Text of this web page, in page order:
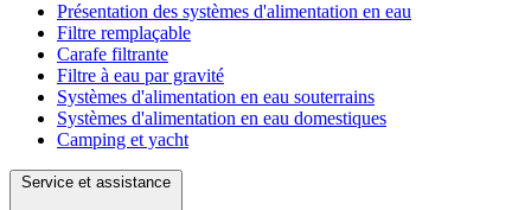
Présentation des systèmes d'alimentation en eau
Filtre remplaçable
Carafe filtrante
Filtre à eau par gravité
Systèmes d'alimentation en eau souterrains
Systèmes d'alimentation en eau domestiques
Camping et yacht
Service et assistance